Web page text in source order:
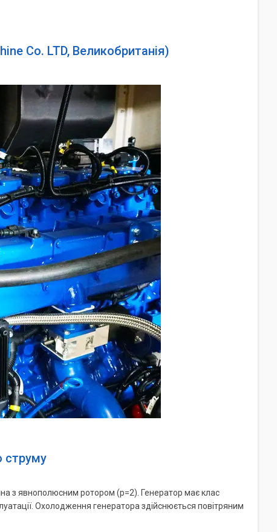
Co. LTD, Великобританія)
струму
з явнополюсним ротором (р=2). Генератор має клас
Охолодження генератора здійснюється повітряним